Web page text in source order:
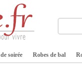
soirée Robes de bal